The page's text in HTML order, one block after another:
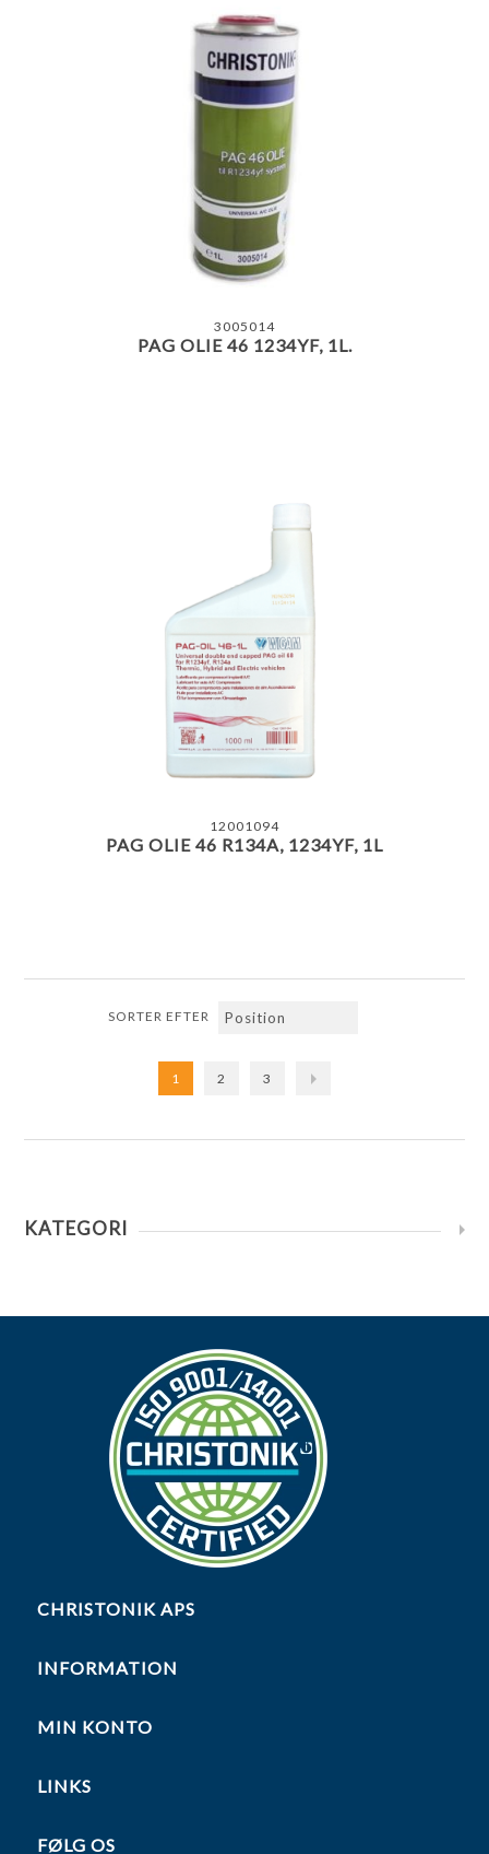
3005014
PAG OLIE 46 1234YF, 1L.
12001094
PAG OLIE 46 R134A, 1234YF, 1L
SORTER EFTER
1 2 3
KATEGORI
CHRISTONIK APS
INFORMATION
MIN KONTO
LINKS
FØLG OS